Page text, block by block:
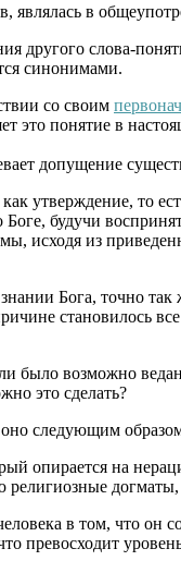
в
другого слова-
синонимами.
со своим
это понятие в
допущение
утверждение, то
будучи
исходя из
Бога, точно
становилось
было возможно
это сделать?
следующим
опирается на
религиозные
в том, что он
превосходит